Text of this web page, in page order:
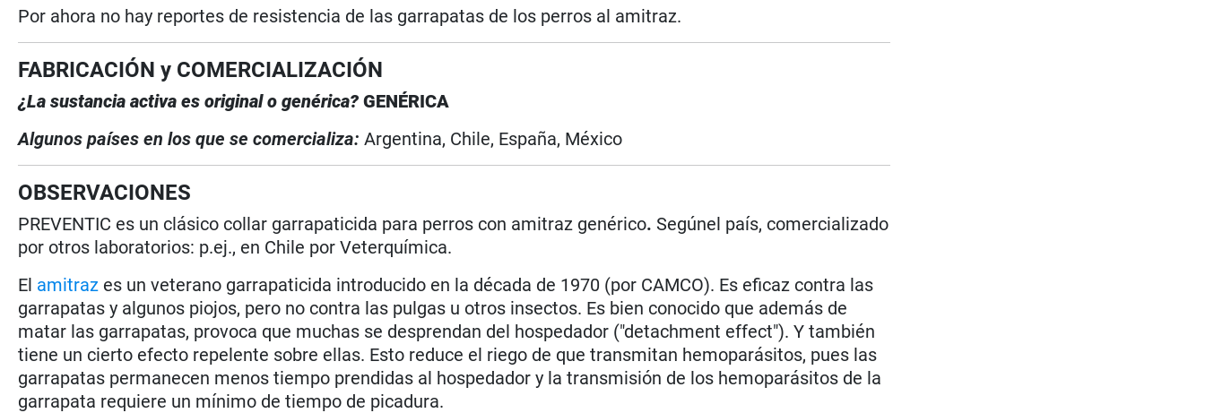
Por ahora no hay reportes de resistencia de las garrapatas de los perros al amitraz.
FABRICACIÓN y COMERCIALIZACIÓN
¿La sustancia activa es original o genérica?GENÉRICA
Algunos países en los que se comercializa:Argentina, Chile, España, México
OBSERVACIONES
PREVENTIC es un clásico collar garrapaticida para perros con amitraz genérico. Segúnel país, comercializado
por otros laboratorios: p.ej., en Chile por Veterquímica.
El amitraz es un veterano garrapaticida introducido en la década de 1970 (por CAMCO). Es eficaz contra las
garrapatas y algunos piojos, pero no contra las pulgas u otros insectos. Es bien conocido que además de
matar las garrapatas, provoca que muchas se desprendan del hospedador ("detachment effect"). Y también
tiene un cierto efecto repelente sobre ellas. Esto reduce el riego de que transmitan hemoparásitos, pues las
garrapatas permanecen menos tiempo prendidas al hospedador y la transmisión de los hemoparásitos de la
garrapata requiere un mínimo de tiempo de picadura.